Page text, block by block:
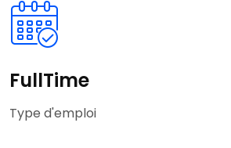
FullTime
Type d'emploi